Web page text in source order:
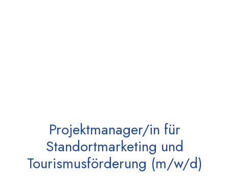
Projektmanager/in für
Standortmarketing und
Tourismusförderung (m/w/d)